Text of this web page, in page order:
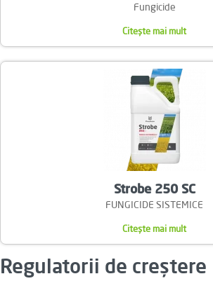
Fungicide
Citește mai mult:
Sierra
60
Strobe 250 SC
FUNGICIDE SISTEMICE
Citește mai mult:
Strobe
250
Regulatorii de creștere